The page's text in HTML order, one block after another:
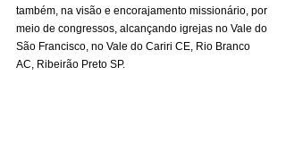
também, na visão e encorajamento missionário, por
meio de congressos, alcançando igrejas no Vale do
São Francisco, no Vale do Cariri CE, Rio Branco
AC, Ribeirão Preto SP.